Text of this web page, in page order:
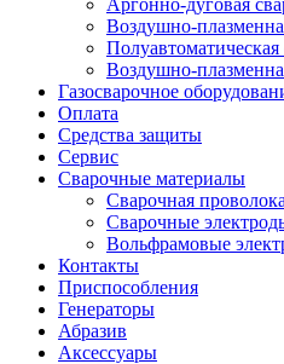
Аргонно-дуговая
Воздушно-
Воздушно-
Газосварочное
Оплата
Средства защиты
Сервис
Сварочные материалы
Сварочная проволока
Сварочные
Вольфрамовые
Контакты
Приспособления
Генераторы
Абразив
Аксессуары